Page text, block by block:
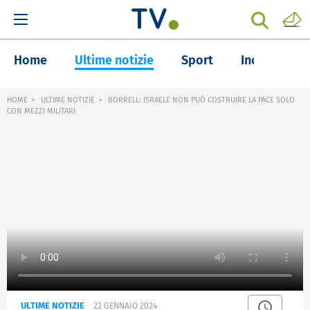
Home Ultime notizie Sport Inchieste
HOME ULTIME NOTIZIE
BORRELL: ISRAELE NON PUÒ COSTRUIRE LA PACE SOLO
CON MEZZI MILITARI
ULTIME NOTIZIE 22 GENNAIO 2024